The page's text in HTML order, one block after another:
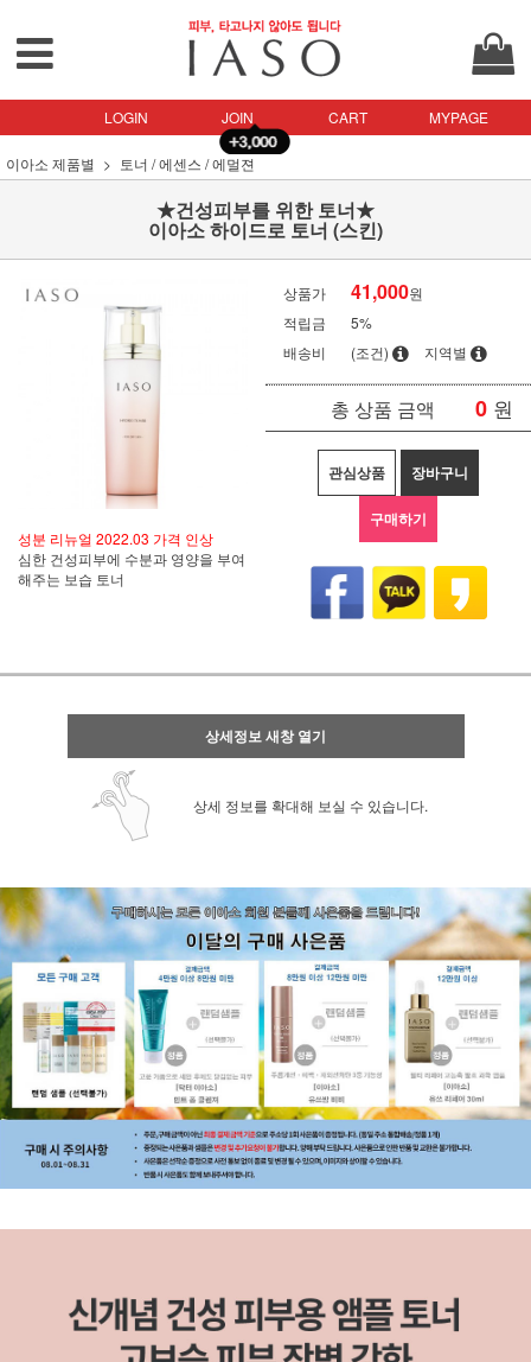
LOGIN JOIN CART MYPAGE
이아소 제품별 토너 / 에센스 / 에멀젼
★건성피부를 위한 토너★
이아소 하이드로 토너 (스킨)
성분 리뉴얼 2022.03 가격 인상
심한 건성피부에 수분과 영양을 부여
해주는 보습 토너
상품가 41,000원
적립금
5%
배송비
(조건) 지역별
총 상품 금액 0 원
관심상품 장바구니
구매하기
상세정보 새창 열기
상세 정보를 확대해 보실 수 있습니다.